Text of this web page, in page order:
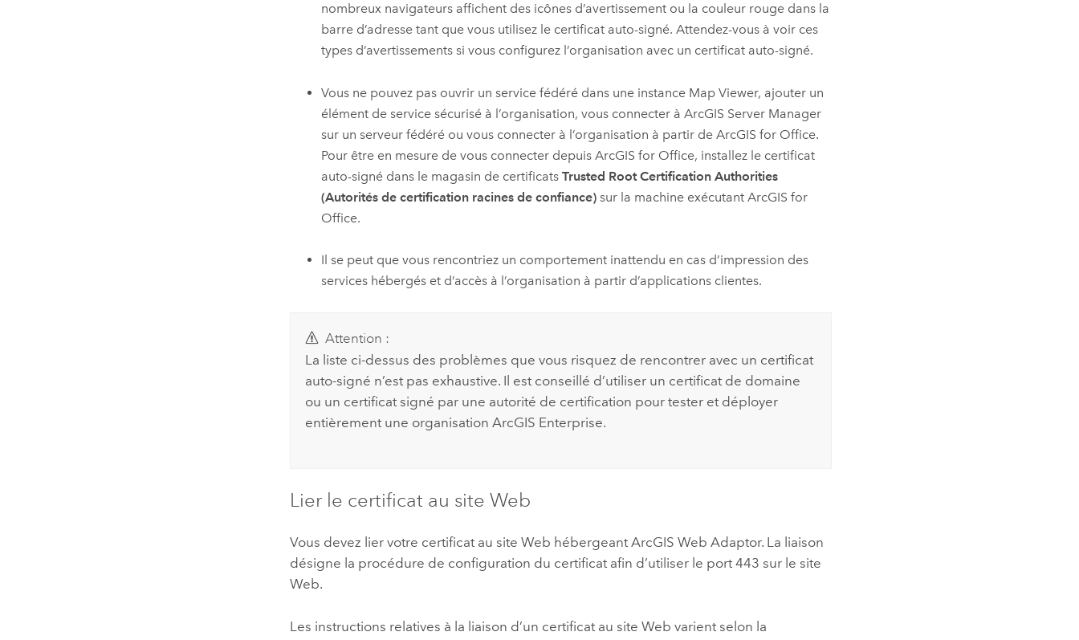
nombreux navigateurs affichent des icônes d’avertissement ou la couleur rouge dans la
barre d’adresse tant que vous utilisez le certificat auto-signé. Attendez-vous à voir ces
types d’avertissements si vous configurez l’organisation avec un certificat auto-signé.
Vous ne pouvez pas ouvrir un service fédéré dans une instance Map Viewer, ajouter un
élément de service sécurisé à l’organisation, vous connecter à ArcGIS Server Manager
sur un serveur fédéré ou vous connecter à l’organisation à partir de ArcGIS for Office.
Pour être en mesure de vous connecter depuis ArcGIS for Office, installez le certificat
auto-signé dans le magasin de certificats Trusted Root Certification Authorities
(Autorités de certification racines de confiance)sur la machine exécutant ArcGIS for
Office.
Il se peut que vous rencontriez un comportement inattendu en cas d’impression des
services hébergés et d’accès à l’organisation à partir d’applications clientes.
Attention :
La liste ci-dessus des problèmes que vous risquez de rencontrer avec un certificat
auto-signé n’est pas exhaustive. Il est conseillé d’utiliser un certificat de domaine
ou un certificat signé par une autorité de certification pour tester et déployer
entièrement une organisation ArcGIS Enterprise.
Lier le certificat au site Web
Vous devez lier votre certificat au site Web hébergeantArcGIS Web Adaptor. La liaison
désigne la procédure de configuration du certificat afin d’utiliser le port 443 sur le site
Web.
Les instructions relatives à la liaison d’un certificat au site Web varient selon la